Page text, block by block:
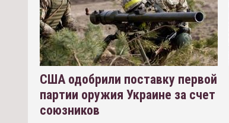
США одобрили поставку первой
партии оружия Украине за счет
союзников